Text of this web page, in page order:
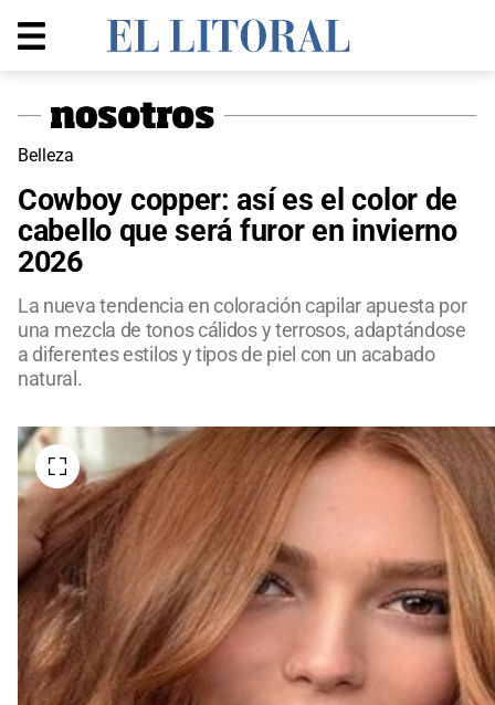
Belleza
Cowboy copper: así es el color de
cabello que será furor en invierno
2026
La nueva tendencia en coloración capilar apuesta por
una mezcla de tonos cálidos y terrosos, adaptándose
a diferentes estilos y tipos de piel con un acabado
natural.